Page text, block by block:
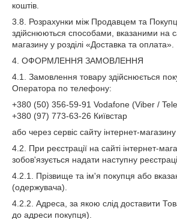
коштів.
3.8. Розрахунки між Продавцем та
здійснюються способами, вказаними на
магазину у розділі «Доставка та оплата».
4. ОФОРМЛЕННЯ ЗАМОВЛЕННЯ
4.1. Замовлення товару здійснюється
Оператора по телефону:
+380 (50) 356-59-91 Vodafone (Viber /
+380 (97) 773-63-26 Київстар
або через сервіс сайту інтернет-
4.2. При реєстрації на сайті інтернет-
зобов'язується надати наступну
4.2.1. Прізвище та ім'я покупця або
(одержувача).
4.2.2. Адреса, за якою слід доставити
до адреси покупця).